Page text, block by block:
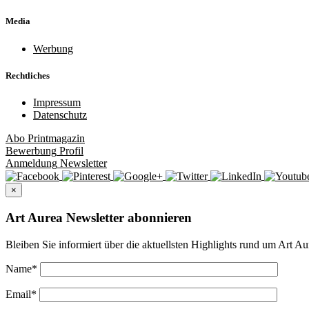
Media
Werbung
Rechtliches
Impressum
Datenschutz
Abo Printmagazin
Bewerbung Profil
Anmeldung Newsletter
×
Art Aurea Newsletter abonnieren
Bleiben Sie informiert über die aktuellsten Highlights rund um Art
Name*
Email*